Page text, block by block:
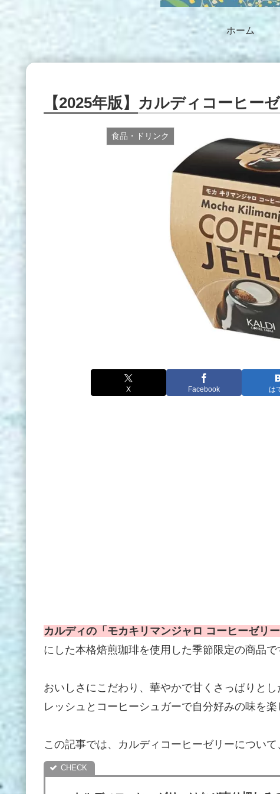
ホーム
【2025年版】カルディコーヒー
食品・ドリンク
X Facebook は
カルディの「モカキリマンジャロ コーヒーゼリー
にした本格焙煎珈琲を使用した季節限定の商品で
おいしさにこだわり、華やかで甘くさっぱりと
レッシュとコーヒーシュガーで自分好みの味を楽
この記事では、カルディコーヒーゼリーについて